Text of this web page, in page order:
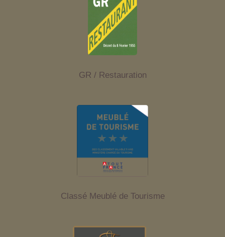
GR / Restauration
Classé Meublé de Tourisme